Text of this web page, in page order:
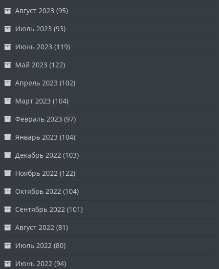
Август 2023 (95)
Июль 2023 (93)
Июнь 2023 (119)
Май 2023 (122)
Апрель 2023 (102)
Март 2023 (104)
Февраль 2023 (97)
Январь 2023 (104)
Декабрь 2022 (103)
Ноябрь 2022 (122)
Октябрь 2022 (104)
Сентябрь 2022 (101)
Август 2022 (81)
Июль 2022 (80)
Июнь 2022 (94)